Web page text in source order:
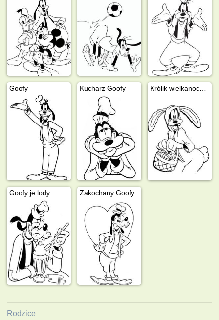
Goofy Kucharz Goofy
Goofy je lody Zakochany Goofy
Rodzice